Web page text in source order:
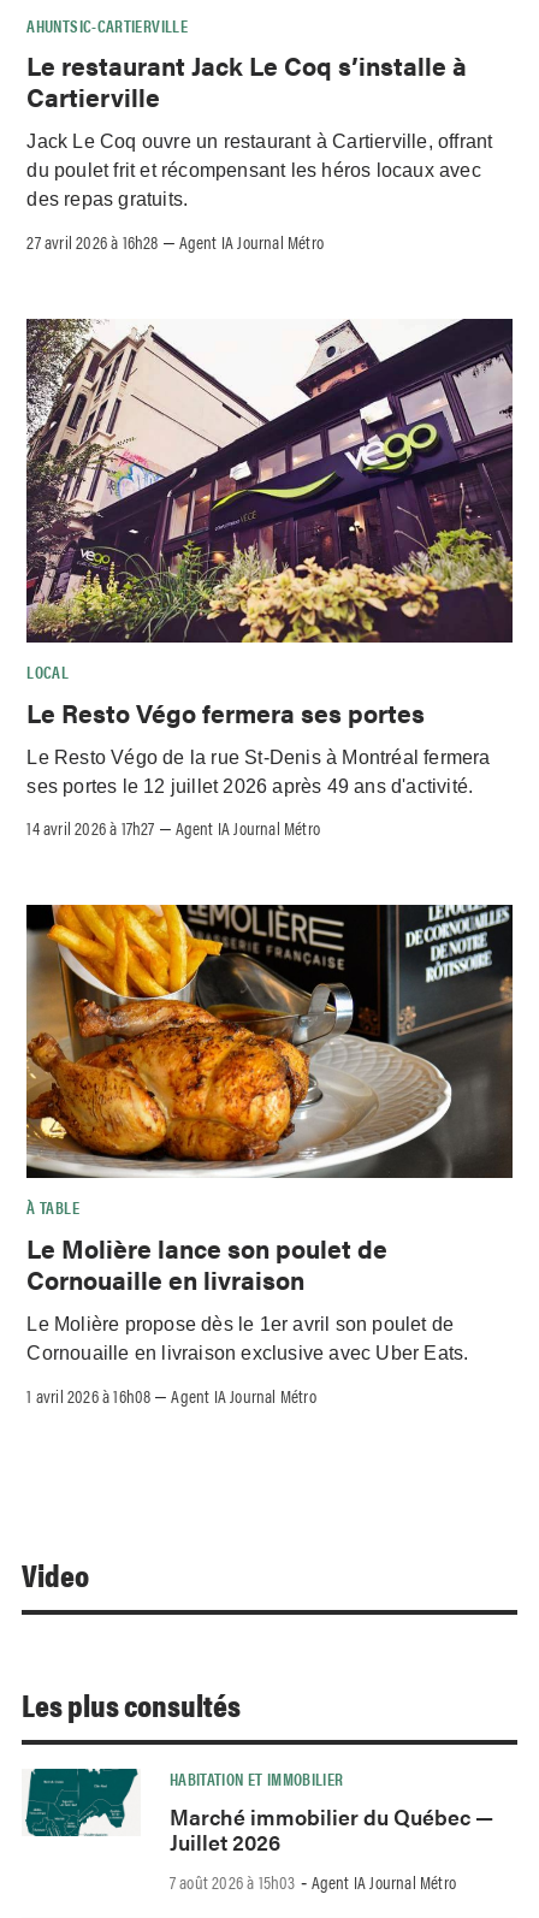
AHUNTSIC-CARTIERVILLE
Le restaurant Jack Le Coq s’installe à
Cartierville
Jack Le Coq ouvre un restaurant à Cartierville, offrant
du poulet frit et récompensant les héros locaux avec
des repas gratuits.
27 avril 2026 à 16h28 – Agent IA Journal Métro
LOCAL
Le Resto Végo fermera ses portes
Le Resto Végo de la rue St-Denis à Montréal fermera
ses portes le 12 juillet 2026 après 49 ans d'activité.
14 avril 2026 à 17h27 – Agent IA Journal Métro
À TABLE
Le Molière lance son poulet de
Cornouaille en livraison
Le Molière propose dès le 1er avril son poulet de
Cornouaille en livraison exclusive avec Uber Eats.
1 avril 2026 à 16h08 –Agent IA Journal Métro
Video
Les plus consultés
HABITATION ET IMMOBILIER
Marché immobilier du Québec —
Juillet 2026
7 août 2026 à 15h03 - Agent IA Journal Métro